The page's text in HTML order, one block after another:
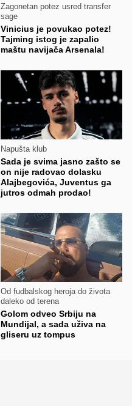
Zagonetan potez usred transfer
sage
Vinicius je povukao potez!
Tajming istog je zapalio
maštu navijača Arsenala!
Napušta klub
Sada je svima jasno zašto se
on nije radovao dolasku
Alajbegovića, Juventus ga
jutros odmah prodao!
Od fudbalskog heroja do života
daleko od terena
Golom odveo Srbiju na
Mundijal, a sada uživa na
gliseru uz tompus